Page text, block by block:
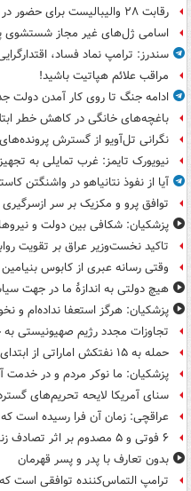
رقابت ۲۸ والیبالیست برای حضور در فهرست نهایی تیم ملی
اسامی ژل‌های غیر مجاز
سندرز: ترامپ نماد فساد،
مراقب علائم هپاتیت باشید!
ادامه جنگ تا روی کار آمدن دولت
باغچه‌های خانگی در کاهش خطر
نگرانی تل‌آویو از گسترش
نیویورک تایمز: غرب تمایلی به
آیا از نفوذ نتانیاهو در واشنگتن
توافق پرو و مکزیک بر سر ازسرگیری
پزشکیان: شکافی بین دولت و
تاکید نخست‌وزیر عراق بر تقویت
وقتی رسانه عبری از کابوس بنیامین
هیچ دولتی به اندازۀ ما در جهت
پزشکیان: هرگز استعفا نداده‌ام و
تجاوزات مجدد رژیم صهیونیستی به
حمله به ۱۵ نفتکش‌ اماراتی از ابتدای جنگ
پزشکیان: ما نوکر مردم و در خدمت
سنای آمریکا لایحه تحریم‌های
عراقچی: زمان آن فرا رسیده است
۶ فوتی و ۵ مصدوم بر اثر تصادف زنجیره‌ای
بدون تعارف با پدر و پسر قهرمان
ترامپ التماس‌کننده توافقی است